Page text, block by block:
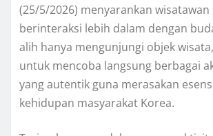
(25/5/2026) menyarankan
berinteraksi lebih dalam dengan
alih hanya mengunjungi objek
untuk mencoba langsung berbagai
yang autentik guna merasakan
kehidupan masyarakat Korea.